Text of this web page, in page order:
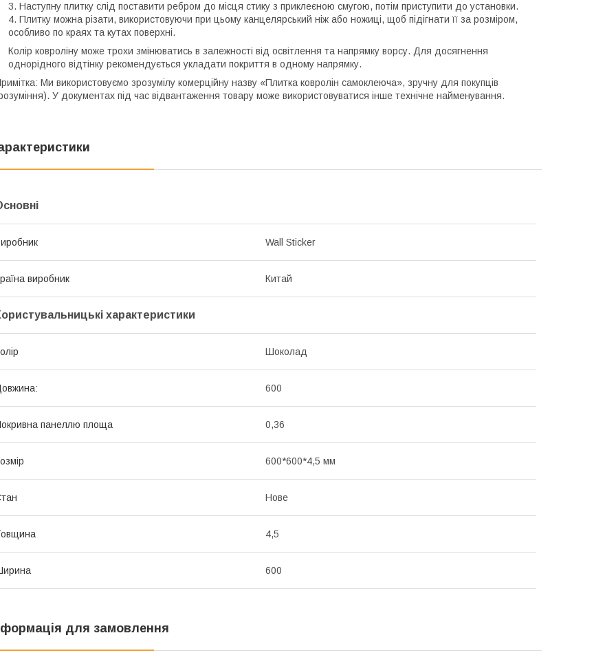
Наступну плитку слід поставити ребром до місця стику з приклеєною смугою, потім приступити до установки.
Плитку можна різати, використовуючи при цьому канцелярський ніж або ножиці, щоб підігнати її за розміром,
особливо по краях та кутах поверхні.
Колір ковроліну може трохи змінюватись в залежності від освітлення та напрямку ворсу. Для досягнення
однорідного відтінку рекомендується укладати покриття в одному напрямку.
Ми використовуємо зрозумілу комерційну назву «Плитка ковролін самоклеюча», зручну для покупців
У документах під час відвантаження товару може використовуватися інше технічне найменування.
Wall Sticker
виробник Китай
характеристики
Шоколад
600
панеллю площа 0,36
600*600*4,5 мм
Нове
4,5
600
для замовлення